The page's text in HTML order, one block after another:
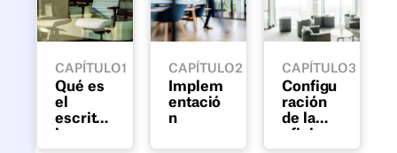
CAPÍTULO1
Qué es
el
escritor
io
compart
CAPÍTULO2
Implem
entació
n
CAPÍTULO3
Configu
ración
de la
oficina